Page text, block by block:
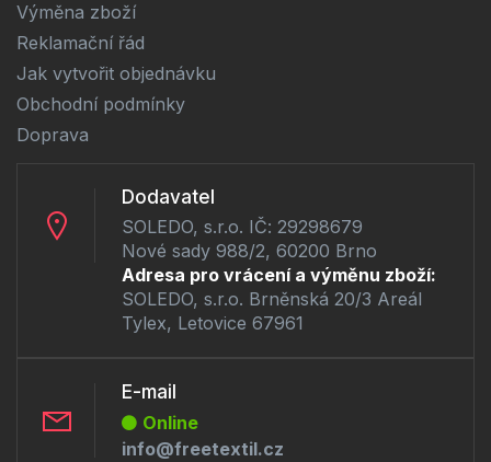
Výměna zboží
Reklamační řád
Jak vytvořit objednávku
Obchodní podmínky
Doprava
Dodavatel
SOLEDO, s.r.o. IČ: 29298679
Nové sady 988/2, 60200 Brno
Adresa pro vrácení a výměnu zboží:
SOLEDO, s.r.o. Brněnská 20/3 Areál
Tylex, Letovice 67961
E-mail
Online
info@freetextil.cz